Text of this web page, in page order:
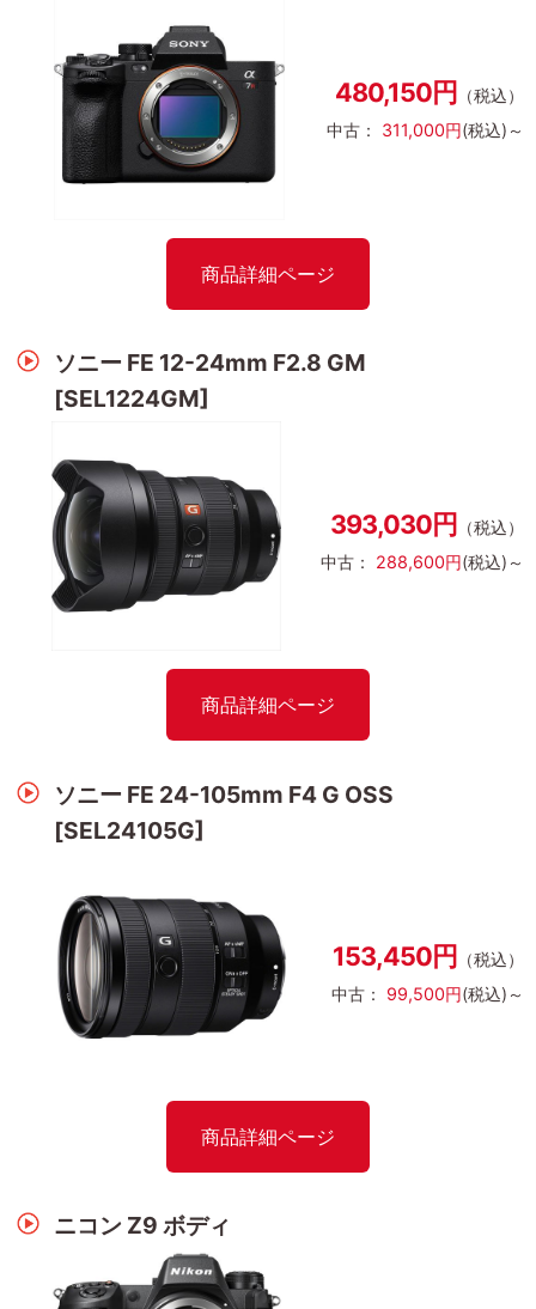
480,150円
（税込）
中古： 311,000円(税込)～
商品詳細ページ
ソニー FE 12-24mm F2.8 GM
[SEL1224GM]
393,030円 （税込）
中古： 288,600円(税込)～
商品詳細ページ
ソニー FE 24-105mm F4 G OSS
[SEL24105G]
153,450円 （税込）
中古： 99,500円(税込)～
商品詳細ページ
ニコン Z9 ボディ